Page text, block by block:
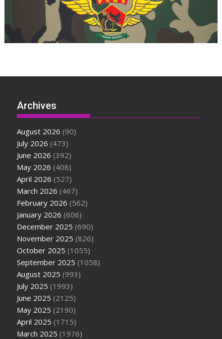
Archives
August 2026 (90)
July 2026 (473)
June 2026 (392)
May 2026 (408)
April 2026 (527)
March 2026 (467)
February 2026 (562)
January 2026 (606)
December 2025 (690)
November 2025 (826)
October 2025 (1055)
September 2025 (1058)
August 2025 (993)
July 2025 (1993)
June 2025 (2125)
May 2025 (2190)
April 2025 (1715)
March 2025 (1976)